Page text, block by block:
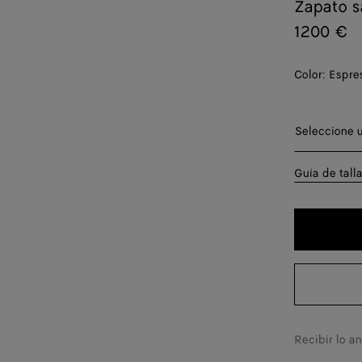
Zapato
1200 €
Color:
Seleccione
35
38
Guía de
Recibir lo